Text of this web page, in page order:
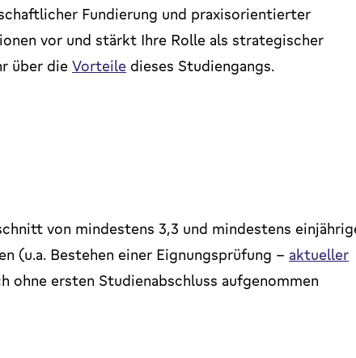
Fundierung und praxisorientierter
vor und stärkt Ihre Rolle als strategischer
über die Vorteile dieses Studiengangs.
von mindestens 3,3 und mindestens
(u.a. Bestehen einer Eignungsprüfung - aktueller
ohne ersten Studienabschluss aufgenommen